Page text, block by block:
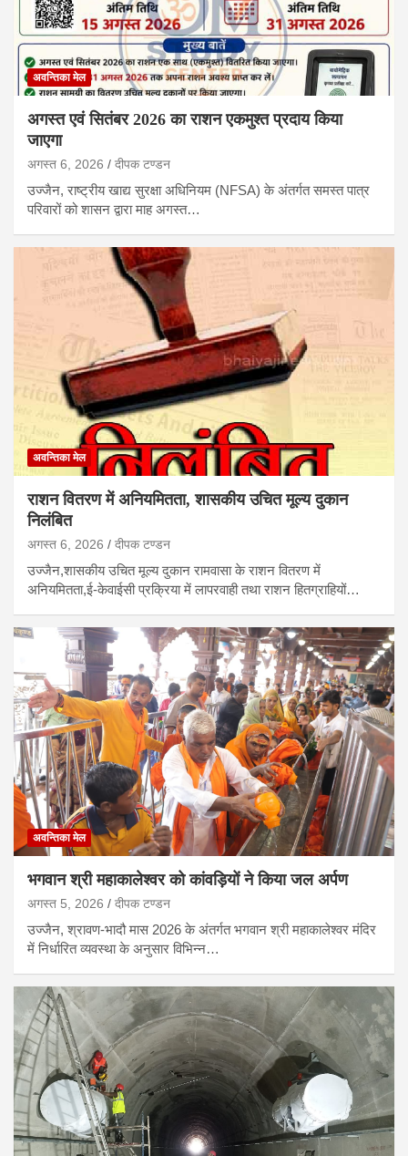
अवन्तिका मेल
अगस्त एवं सितंबर 2026 का राशन एकमुश्त प्रदाय किया
जाएगा
अगस्त 6, 2026 दीपक टण्‍डन
उज्जैन, राष्ट्रीय खाद्य सुरक्षा अधिनियम (NFSA) के अंतर्गत समस्त पात्र
परिवारों को शासन द्वारा माह अगस्त…
अवन्तिका मेल
राशन वितरण में अनियमितता, शासकीय उचित मूल्य दुकान
निलंबित
अगस्त 6, 2026 दीपक टण्‍डन
उज्जैन,शासकीय उचित मूल्य दुकान रामवासा के राशन वितरण में
अनियमितता,ई-केवाईसी प्रक्रिया में लापरवाही तथा राशन हितग्राहियों…
अवन्तिका मेल
भगवान श्री महाकालेश्वर को कांवड़ियों ने किया जल अर्पण
अगस्त 5, 2026 दीपक टण्‍डन
उज्जैन, श्रावण-भादौ मास 2026 के अंतर्गत भगवान श्री महाकालेश्वर मंदिर
में निर्धारित व्यवस्था के अनुसार विभिन्न…